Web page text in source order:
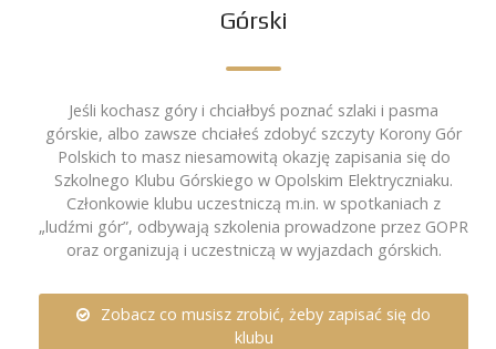
Górski
Jeśli kochasz góry i chciałbyś poznać szlaki i pasma
górskie, albo zawsze chciałeś zdobyć szczyty Korony Gór
Polskich to masz niesamowitą okazję zapisania się do
Szkolnego Klubu Górskiego w Opolskim Elektryczniaku.
Członkowie klubu uczestniczą m.in. w spotkaniach z
„ludźmi gór”, odbywają szkolenia prowadzone przez GOPR
oraz organizują i uczestniczą w wyjazdach górskich.
Zobacz co musisz zrobić, żeby zapisać się do
klubu